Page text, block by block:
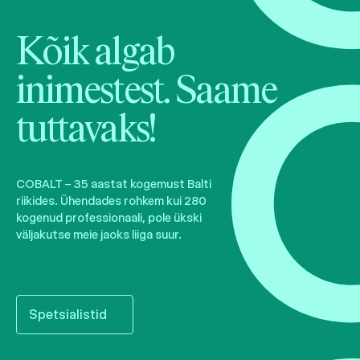
Kõik algab
inimestest. Saame
tuttavaks!
COBALT – 35 aastat kogemust Balti
riikides. Ühendades rohkem kui 280
kogenud professionaali, pole ükski
väljakutse meie jaoks liiga suur.
Spetsialistid